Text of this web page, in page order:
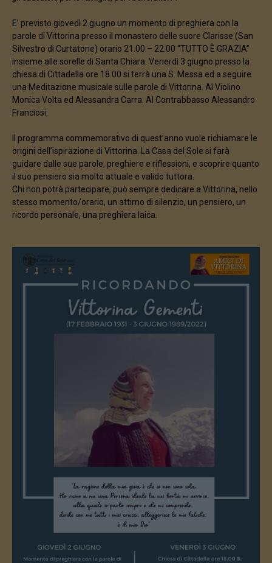
E’ previsto giovedì 2 giugno un momento di preghiera con la
parole di Vittorina presso il monastero delle suore Clarisse (San
Silvestro di Curtatone) orario 21.00 – 22.00 “TUTTO È GRAZIA”
insieme alle sorelle di Santa Chiara. Venerdì 3 giugno presso la
chiesa di Cittadella ore 18.00 si terrà una S. Messa ed a seguire
una Meditazione musicale sulle parole di Vittorina. Al Violino
Monica Volta ed Alessandra Carra. Al Contrabbasso Alessandro
Franciosi.
Il programma commemorativo di quest’anno vuole richiamare le
origini dell’ispirazione di Vittorina. La Casa del Sole si farà
guidare dalle sue parole, preghiere e riflessioni, e scoprire quanto
il suo pensiero sia molto attuale e valido tuttora.
Chi non potrà partecipare, può sempre dedicare a Vittorina, nello
stesso momento/orario, un attimo di silenzio, un pensiero, un
ricordo personale, una preghiera laica.